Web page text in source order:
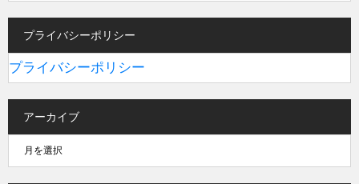
プライバシーポリシー
プライバシーポリシー
アーカイブ